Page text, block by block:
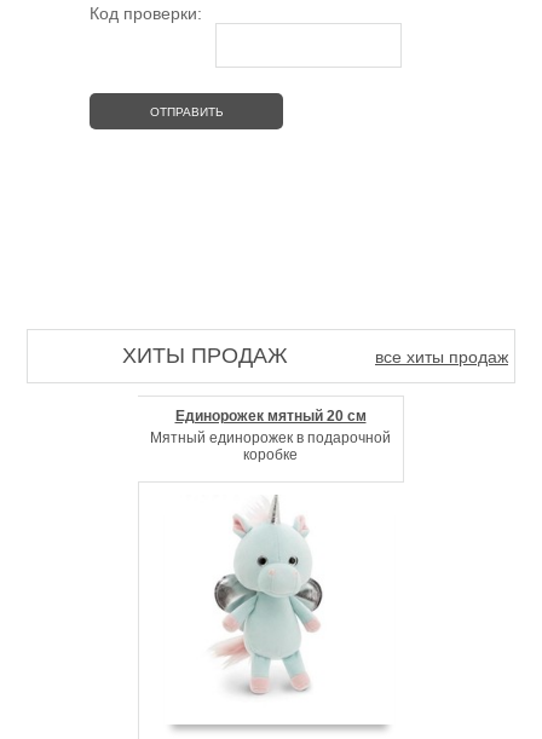
Код проверки:
все хиты продаж
ХИТЫ ПРОДАЖ
Единорожек мятный 20 см
Мятный единорожек в подарочной
коробке